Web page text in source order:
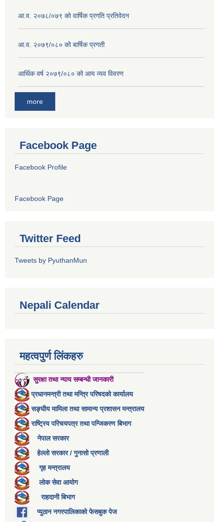
आ.व. २०७८/०७९ को वार्षिक प्रगति प्रतिवेदन
आ.व. २०७९/०८० को बार्षिक प्रगती
आर्थिक वर्ष २०७९/०८० को आय व्यव विवरण
more
Facebook Page
Facebook Profile
Facebook Page
Twitter Feed
Tweets by PyuthanMun
Nepali Calendar
महत्वपुर्ण लिंकहरु
सुरक्षा तथा न्याय सम्बन्धी जानकारी
प्रधानमन्त्री तथा मन्त्रि परिषदको कार्यालय
सङ्घीय मामिला तथा सामान्य प्रशासन मन्त्रालय
राष्ट्रिय परिचयपत्र तथा पन्जिकरण बिभाग
नेपाल सरकार
हेल्लो सरकार / गुनासो प्रणाली
गृह मन्त्रालय
लोक सेवा आयोग
राहदानी बिभाग
प्युठान नगरपालिकाको फेसबुक पेज